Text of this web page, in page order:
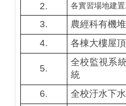
2.
各實習場地建
3.
農經科有機
4.
各棟大樓屋
5.
全校監視系
統
6. 全校汙水下